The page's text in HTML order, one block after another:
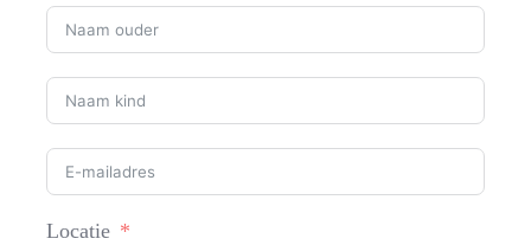
Locatie